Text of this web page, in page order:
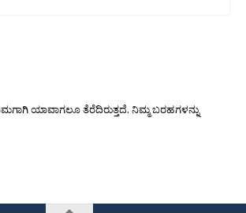
ಯಾವಾಗಲೂ ತೆರೆದಿರುತ್ತದೆ. ನಿಮ್ಮ ಬರಹಗಳನ್ನು